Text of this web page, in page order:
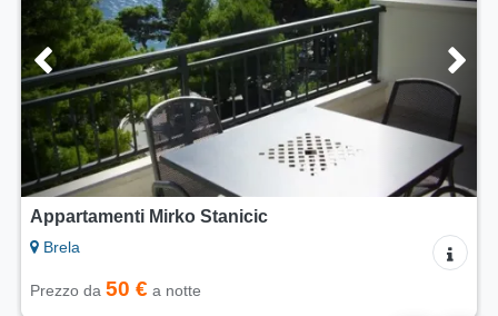
Appartamenti Mirko Stanicic
Brela
Prezzo da 50 € a notte